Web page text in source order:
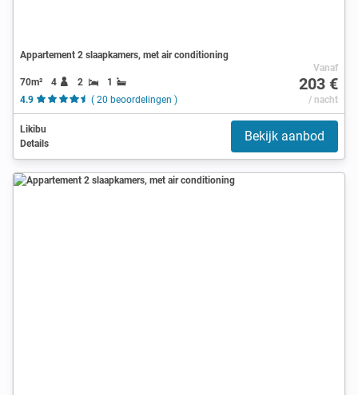
Appartement 2 slaapkamers, met air conditioning
70m² 4 2
1
4.9
( 20 beoordelingen )
Vanaf
203 €
/ nacht
Likibu
Details
Bekijk aanbod